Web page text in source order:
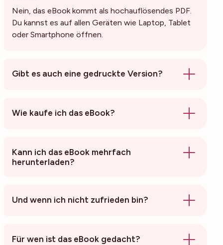
Nein, das eBook kommt als hochauflösendes PDF.
Du kannst es auf allen Geräten wie Laptop, Tablet
oder Smartphone öffnen.
Gibt es auch eine gedruckte Version?
Wie kaufe ich das eBook?
Kann ich das eBook mehrfach
herunterladen?
Und wenn ich nicht zufrieden bin?
Für wen ist das eBook gedacht?